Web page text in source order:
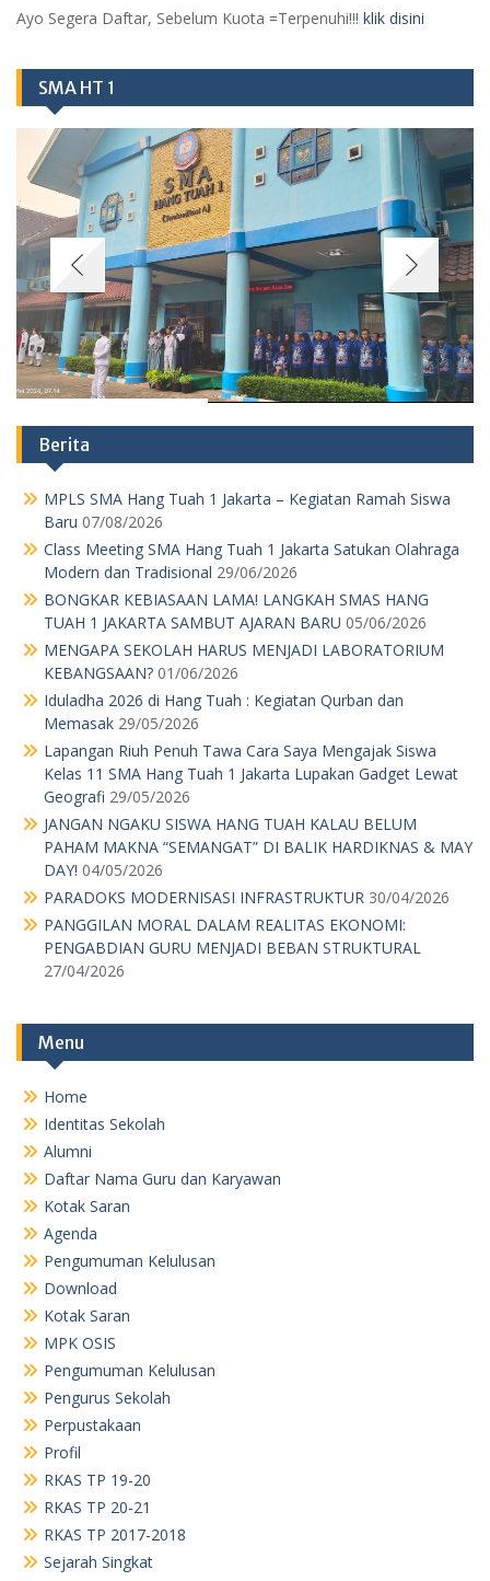
Ayo Segera Daftar, Sebelum Kuota =Terpenuhi!!! klik disini
SMA HT 1
Berita
MPLS SMA Hang Tuah 1 Jakarta – Kegiatan Ramah Siswa
Baru 07/08/2026
Class Meeting SMA Hang Tuah 1 Jakarta Satukan Olahraga
Modern dan Tradisional 29/06/2026
BONGKAR KEBIASAAN LAMA! LANGKAH SMAS HANG
TUAH 1 JAKARTA SAMBUT AJARAN BARU 05/06/2026
MENGAPA SEKOLAH HARUS MENJADI LABORATORIUM
KEBANGSAAN? 01/06/2026
Iduladha 2026 di Hang Tuah : Kegiatan Qurban dan
Memasak 29/05/2026
Lapangan Riuh Penuh Tawa Cara Saya Mengajak Siswa
Kelas 11 SMA Hang Tuah 1 Jakarta Lupakan Gadget Lewat
Geografi 29/05/2026
JANGAN NGAKU SISWA HANG TUAH KALAU BELUM
PAHAM MAKNA “SEMANGAT” DI BALIK HARDIKNAS & MAY
DAY! 04/05/2026
PARADOKS MODERNISASI INFRASTRUKTUR 30/04/2026
PANGGILAN MORAL DALAM REALITAS EKONOMI:
PENGABDIAN GURU MENJADI BEBAN STRUKTURAL
27/04/2026
Menu
Home
Identitas Sekolah
Alumni
Daftar Nama Guru dan Karyawan
Kotak Saran
Agenda
Pengumuman Kelulusan
Download
Kotak Saran
MPK OSIS
Pengumuman Kelulusan
Pengurus Sekolah
Perpustakaan
Profil
RKAS TP 19-20
RKAS TP 20-21
RKAS TP 2017-2018
Sejarah Singkat